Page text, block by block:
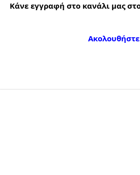
Κάνε εγγραφή στο κανάλι μας